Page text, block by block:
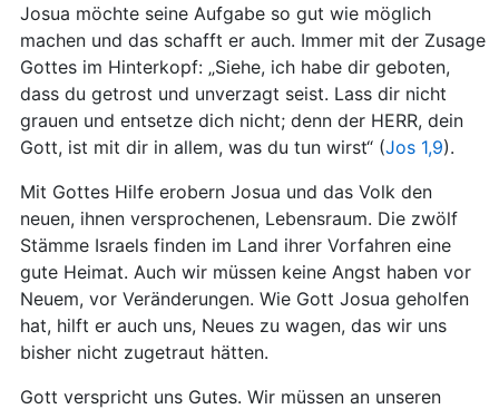
Josua möchte seine Aufgabe so gut wie möglich
machen und das schafft er auch. Immer mit der Zusage
Gottes im Hinterkopf: „Siehe, ich habe dir geboten,
dass du getrost und unverzagt seist. Lass dir nicht
grauen und entsetze dich nicht; denn der HERR, dein
Gott, ist mit dir in allem, was du tun wirst“ (Jos 1,9).
Mit Gottes Hilfe erobern Josua und das Volk den
neuen, ihnen versprochenen, Lebensraum. Die zwölf
Stämme Israels finden im Land ihrer Vorfahren eine
gute Heimat. Auch wir müssen keine Angst haben vor
Neuem, vor Veränderungen. Wie Gott Josua geholfen
hat, hilft er auch uns, Neues zu wagen, das wir uns
bisher nicht zugetraut hätten.
Gott verspricht uns Gutes. Wir müssen an unseren